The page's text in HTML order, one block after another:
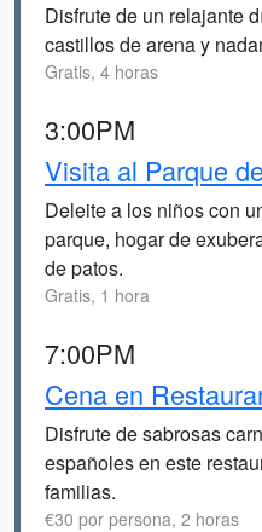
Disfrute de un relajante
castillos de arena y
Gratis, 4 horas
3:00PM
Visita al Parque
Deleite a los niños con
parque, hogar de
de patos.
Gratis, 1 hora
7:00PM
Cena en
Disfrute de sabrosas
españoles en este
familias.
€30 por persona, 2 horas